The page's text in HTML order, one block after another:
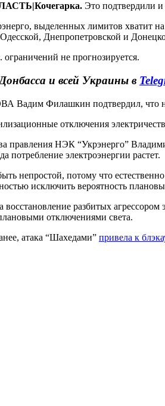
Это подтвердили
выделенных лимитов хватит
Днепропетровской и
ограничений не прогнозируется.
и всей Украины в
Вадим Филашкин подтвердил, что
отключения
правления НЭК “Укрэнерго”
потребление электроэнергии растет.
непростой, потому что
исключить вероятность
восстановление разбитых
отключениями света.
атака “Шахедами” привела к